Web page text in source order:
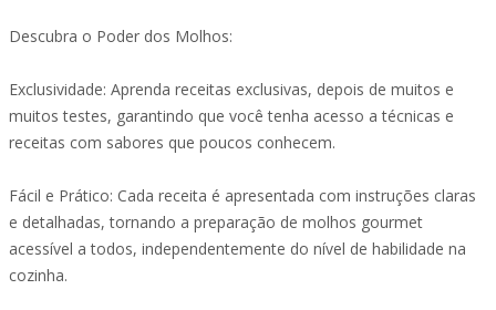
Descubra o Poder dos Molhos:
Exclusividade: Aprenda receitas exclusivas, depois de muitos e
muitos testes, garantindo que você tenha acesso a técnicas e
receitas com sabores que poucos conhecem.
Fácil e Prático: Cada receita é apresentada com instruções claras
e detalhadas, tornando a preparação de molhos gourmet
acessível a todos, independentemente do nível de habilidade na
cozinha.